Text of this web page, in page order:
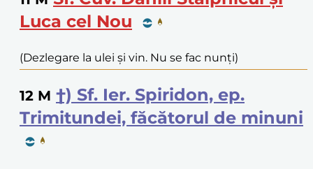
Luca cel Nou
(Dezlegare la ulei și vin. Nu se fac nunți)
12 M †) Sf. Ier. Spiridon, ep.
Trimitundei, făcătorul de minuni